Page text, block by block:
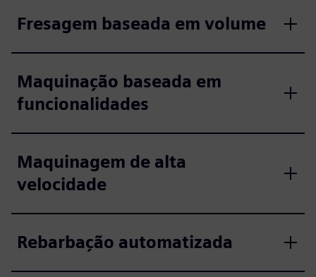
Fresagem baseada em volume
Maquinação baseada em
funcionalidades
Maquinagem de alta
velocidade
Rebarbação automatizada